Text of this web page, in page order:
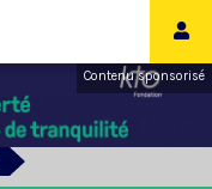
Contenu sponsorisé